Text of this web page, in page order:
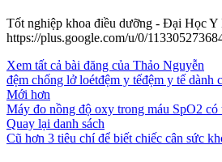
Tốt nghiệp khoa điều dưỡng - Đại Học
https://plus.google.com/u/0/
Xem tất cả bài đăng của Thảo Nguyễn
đệm chống lở loétđệm y tếđệm y tế dành
Mới hơn
Máy đo nồng độ oxy trong máu SpO2 có
Quay lại danh sách
Cũ hơn 3 tiêu chí để biết chiếc cân sức